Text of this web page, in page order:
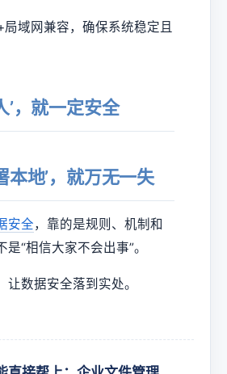
域网兼容，确保系统稳定且
’，就一定安全
本地’，就万无一失
安全，靠的是规则、机制和
“相信大家不会出事”。
让数据安全落到实处。